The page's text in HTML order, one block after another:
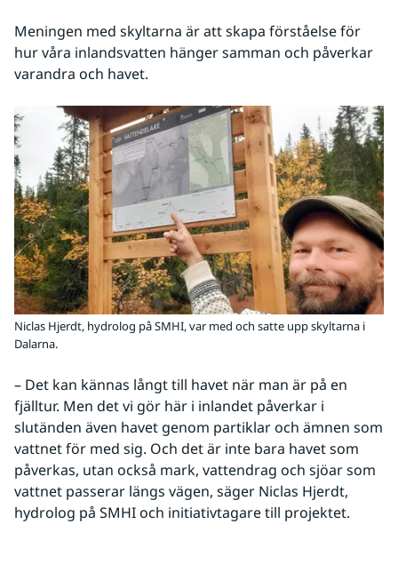
Meningen med skyltarna är att skapa förståelse för
hur våra inlandsvatten hänger samman och påverkar
varandra och havet.
Niclas Hjerdt, hydrolog på SMHI, var med och satte upp skyltarna i
Dalarna.
– Det kan kännas långt till havet när man är på en
fjälltur. Men det vi gör här i inlandet påverkar i
slutänden även havet genom partiklar och ämnen som
vattnet för med sig. Och det är inte bara havet som
påverkas, utan också mark, vattendrag och sjöar som
vattnet passerar längs vägen, säger Niclas Hjerdt,
hydrolog på SMHI och initiativtagare till projektet.